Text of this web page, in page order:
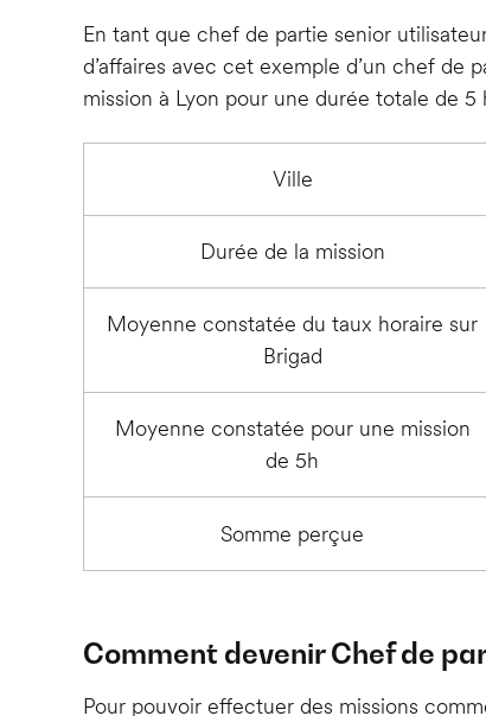
En tant que chef de partie senior
d’affaires avec cet exemple d’un chef
mission à Lyon pour une durée totale de 5
Ville
Durée de la mission
Moyenne constatée du taux horaire sur
Brigad
Moyenne constatée pour une mission
de 5h
Somme perçue
Comment devenir Chef de
Pour pouvoir effectuer des missions